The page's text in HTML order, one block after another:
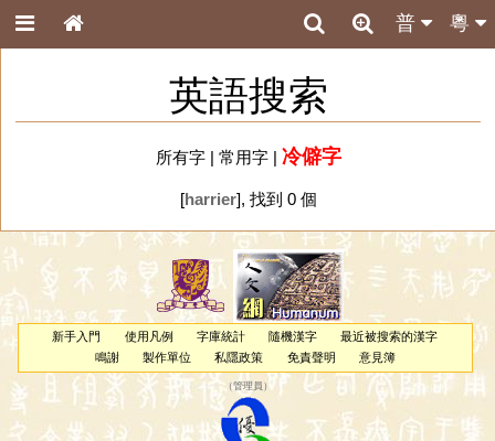
粵
普
英語搜索
所有字| 常用字| 冷僻字
[harrier], 找到 0 個
新手入門 使用凡例 字庫統計 隨機漢字
最近被搜索的漢字
鳴謝
製作單位 私隱政策 免責聲明 意見簿
（管理員 ）